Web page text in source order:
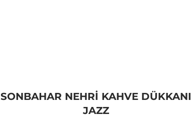
SONBAHAR NEHRİ KAHVE DÜKKANI
JAZZ